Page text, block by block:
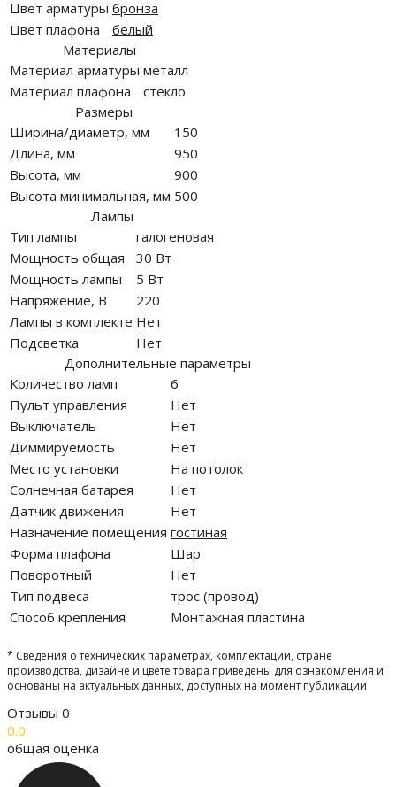
Цвет арматуры бронза
Цвет плафона
белый
Материалы
Материал арматуры металл
Материал плафона
стекло
Размеры
Ширина/диаметр, мм
150
Длина, мм
950
Высота, мм
900
Высота минимальная, мм 500
Лампы
Тип лампы
галогеновая
Мощность общая
30 Вт
Мощность лампы
5 Вт
Напряжение, В
220
Лампы в комплекте Нет
Подсветка
Нет
Дополнительные параметры
Количество ламп
6
Пульт управления
Нет
Выключатель
Нет
Диммируемость
Нет
Место установки
На потолок
Солнечная батарея
Нет
Датчик движения
Нет
Назначение помещения гостиная
Форма плафона
Шар
Поворотный
Нет
Тип подвеса
трос (провод)
Способ крепления
Монтажная пластина
* Сведения о технических параметрах, комплектации, стране
производства, дизайне и цвете товара приведены для ознакомления и
основаны на актуальных данных, доступных на момент публикации
Отзывы 0
0.0
общая оценка